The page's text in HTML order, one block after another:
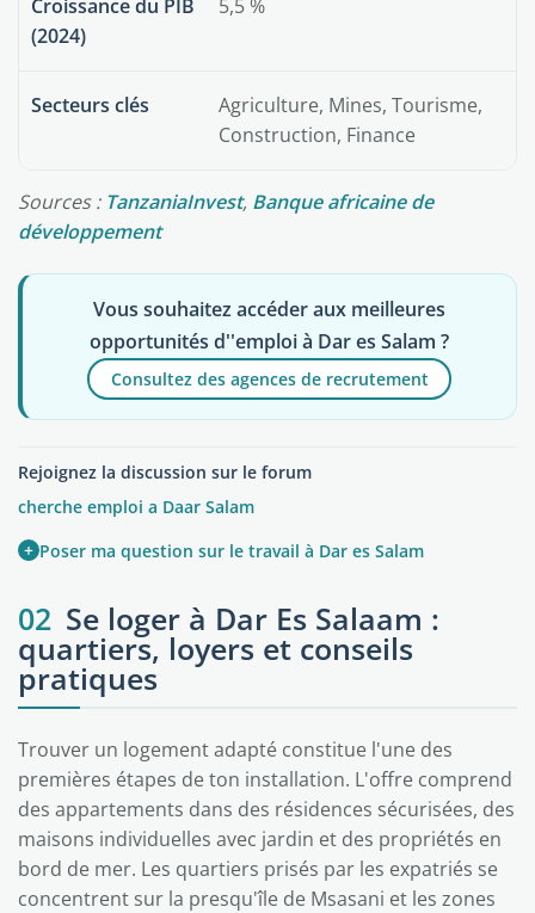
Croissance du PIB
(2024)
5,5 %
Secteurs clés
Agriculture, Mines, Tourisme,
Construction, Finance
Sources : TanzaniaInvest, Banque africaine de
développement
Vous souhaitez accéder aux meilleures
opportunités d''emploi à Dar es Salam ?
Consultez des agences de recrutement
Rejoignez la discussion sur le forum
cherche emploi a Daar Salam
+ Poser ma question sur le travail à Dar es Salam
02 Se loger à Dar Es Salaam :
quartiers, loyers et conseils
pratiques
Trouver un logement adapté constitue l'une des
premières étapes de ton installation. L'offre comprend
des appartements dans des résidences sécurisées, des
maisons individuelles avec jardin et des propriétés en
bord de mer. Les quartiers prisés par les expatriés se
concentrent sur la presqu'île de Msasani et les zones